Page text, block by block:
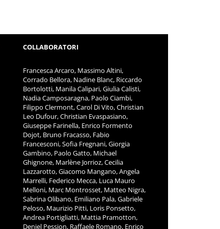
COLLABORATORI
Francesca Arcaro, Massimo Altini,
Corrado Bellora, Nadine Blanc, Riccardo
Bortolotti, Manila Calipari, Giulia Calisti,
Nadia Camposaragna, Paolo Ciambi,
Filippo Clermont, Carol Di Vito, Christian
Leo Dufour, Christian Evaspasiano,
Giuseppe Farinella, Enrico Formento
Dojot, Bruno Fracasso, Fabio
Francesconi, Sofia Fregnani, Giorgia
Gambino, Paolo Gatto, Michael
Ghignone, Marlène Jorrioz, Cecilia
Lazzarotto, Giacomo Mangano, Angela
Marrelli, Federico Mecca, Luca Mauro
Melloni, Marc Montrosset, Matteo Nigra,
Sabrina Olibano, Emiliano Pala, Gabriele
Peloso, Maurizio Pitti, Loris Ponsetto,
Andrea Portigliatti, Mattia Pramotton,
Deniel Pession, Raffaele Romano, Enrico